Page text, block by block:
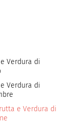
Verdura di
Verdura di
e Verdura di